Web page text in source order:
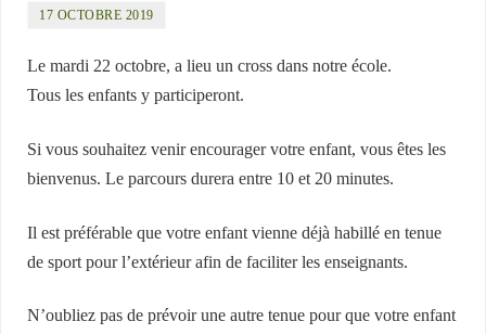
17 OCTOBRE 2019
Le mardi 22 octobre, a lieu un cross dans notre école.
Tous les enfants y participeront.
Si vous souhaitez venir encourager votre enfant, vous êtes les
bienvenus. Le parcours durera entre 10 et 20 minutes.
Il est préférable que votre enfant vienne déjà habillé en tenue
de sport pour l’extérieur afin de faciliter les enseignants.
N’oubliez pas de prévoir une autre tenue pour que votre enfant